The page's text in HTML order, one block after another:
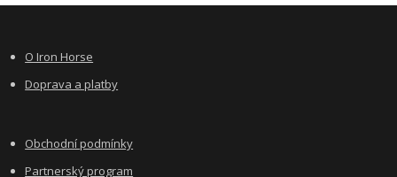
O Iron Horse
Doprava a platby
Obchodní podmínky
Partnerský program